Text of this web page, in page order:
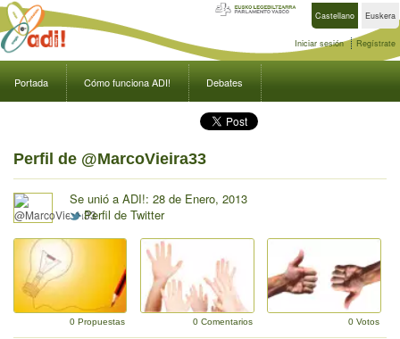
Castellano Euskera
Iniciar sesión Regístrate
Portada Cómo funciona ADI! Debates
Perfil de @MarcoVieira33
Se unió a ADI!: 28 de Enero, 2013
Perfil de Twitter
0 Propuestas 0 Comentarios 0 Votos